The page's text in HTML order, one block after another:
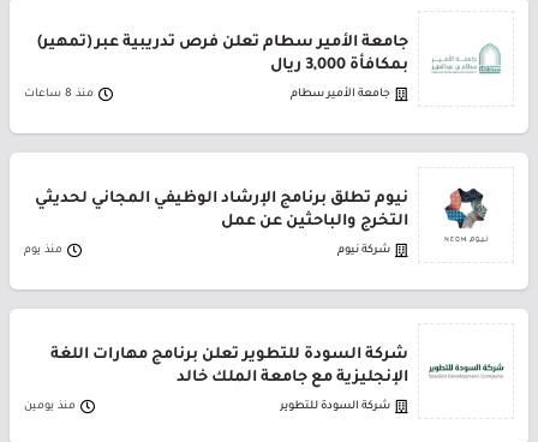
جامعة الأمير سطام تعلن فرص تدريبية عبر (تمهير)
بمكافأة 3,000 ريال
جامعة الأمير سطام منذ 8 ساعات
نيوم تطلق برنامج الإرشاد الوظيفي المجاني لحديثي
التخرج والباحثين عن عمل
شركة نيوم منذ يوم
شركة السودة للتطوير تعلن برنامج مهارات اللغة
الإنجليزية مع جامعة الملك خالد
شركة السودة للتطوير منذ يومين